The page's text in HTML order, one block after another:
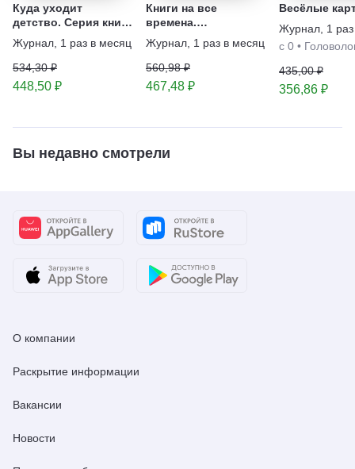
Куда уходит
детство. Серия книг
для юного
поколения
Журнал 1 раз в месяц
534,30 ₽
448,50 ₽
Книги на все
времена.
Бестселлеры
детской литературы.
Серия книг
Журнал 1 раз в месяц
560,98 ₽
467,48 ₽
Весёлые
Журнал 1
с 0 •
435,00 ₽
356,86 ₽
Вы недавно смотрели
О компании
Раскрытие информации
Вакансии
Новости